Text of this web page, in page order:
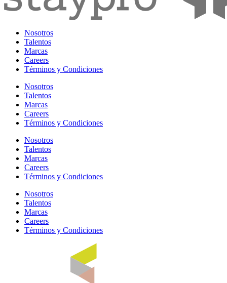
Nosotros
Talentos
Marcas
Careers
Términos y Condiciones
Nosotros
Talentos
Marcas
Careers
Términos y Condiciones
Nosotros
Talentos
Marcas
Careers
Términos y Condiciones
Nosotros
Talentos
Marcas
Careers
Términos y Condiciones